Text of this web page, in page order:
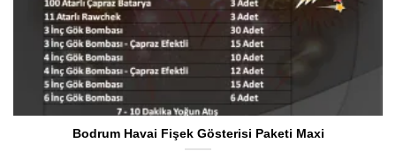
Bodrum Havai Fişek Gösterisi Paketi Maxi